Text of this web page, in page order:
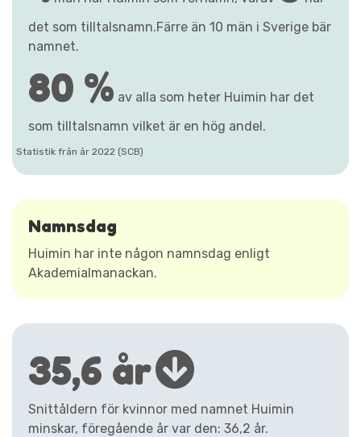
det som tilltalsnamn.Färre än 10 män i Sverige bär
namnet.
80 % av alla som heter Huimin har det
som tilltalsnamn vilket är en hög andel.
Statistik från år 2022 (SCB)
Namnsdag
Huimin har inte någon namnsdag enligt
Akademialmanackan.
35,6 år
Snittåldern för kvinnor med namnet Huimin
minskar, föregående år var den: 36,2 år.